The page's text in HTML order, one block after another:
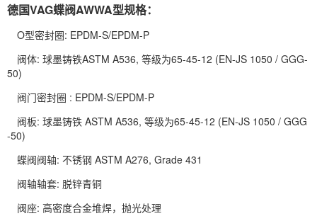
德国VAG蝶阀AWWA型规格：
O型密封圈: EPDM-S/EPDM-P
阀体: 球墨铸铁ASTM A536, 等级为65-45-12 (EN-JS 1050 / GGG-
50)
阀门密封圈 : EPDM-S/EPDM-P
阀板: 球墨铸铁 ASTM A536, 等级为65-45-12 (EN-JS 1050 / GGG
-50)
蝶阀阀轴: 不锈钢 ASTM A276, Grade 431
阀轴轴套: 脱锌青铜
阀座: 高密度合金堆焊，抛光处理